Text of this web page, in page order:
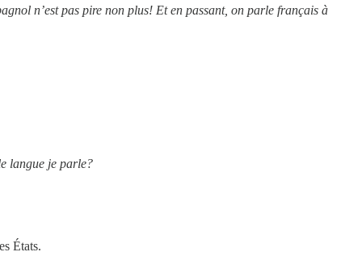
n’est pas pire non plus! Et en passant, on parle français à
langue je parle?
États.